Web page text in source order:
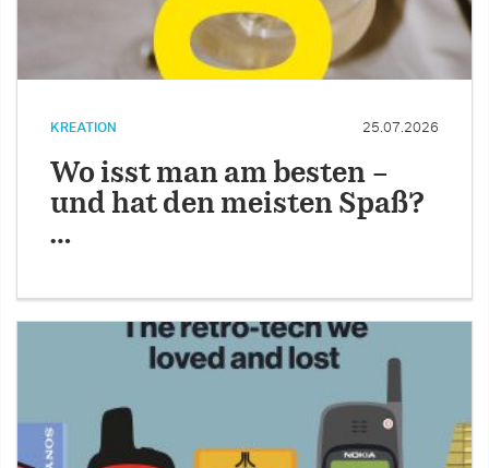
KREATION 25.07.2026
Wo isst man am besten –
und hat den meisten Spaß?
…